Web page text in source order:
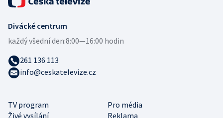
TV program
Pro média
Živé vysílání
Reklama
Divácké centrum
každý všední den:8:00—16:00 hodin
261 136 113
info@ceskatelevize.cz